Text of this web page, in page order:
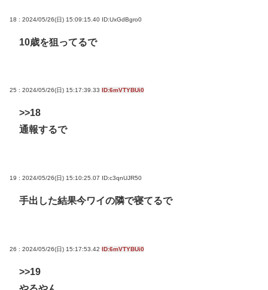
18 : 2024/05/26(日) 15:09:15.40 ID:UxGdBgro0
10歳を狙ってるで
25 : 2024/05/26(日) 15:17:39.33 ID:6mVTYBUi0
>>18
通報するで
19 : 2024/05/26(日) 15:10:25.07 ID:c3qnUJR50
手出した結果今ワイの隣で寝てるで
26 : 2024/05/26(日) 15:17:53.42 ID:6mVTYBUi0
>>19